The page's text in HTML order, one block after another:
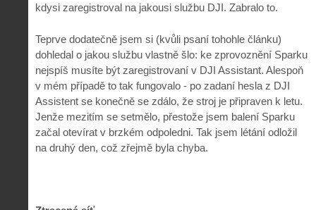
kdysi zaregistroval na jakousi službu DJI. Zabralo to.
Teprve dodatečně jsem si (kvůli psaní tohohle článku)
dohledal o jakou službu vlastně šlo: ke zprovoznění Sparku
nejspíš musíte být zaregistrovaní v DJI Assistant. Alespoň
v mém případě to tak fungovalo - po zadaní hesla z DJI
Assistent se konečně se zdálo, že stroj je připraven k letu.
Jenže mezitím se setmělo, přestože jsem balení Sparku
začal otevírat v brzkém odpoledni. Tak jsem létání odložil
na druhý den, což zřejmě byla chyba.